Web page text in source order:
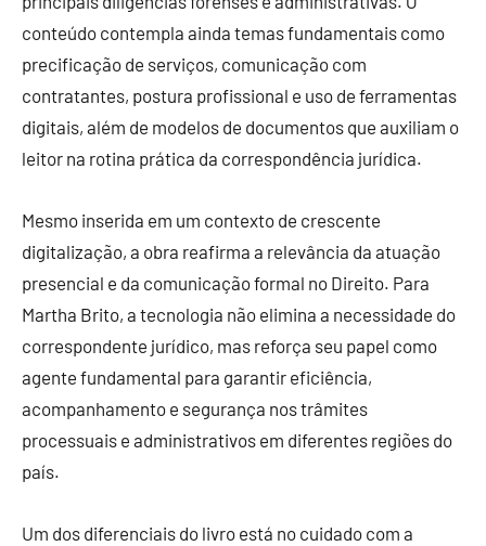
conteúdo contempla ainda temas fundamentais como
precificação de serviços, comunicação com
contratantes, postura profissional e uso de ferramentas
digitais, além de modelos de documentos que auxiliam o
leitor na rotina prática da correspondência jurídica.
Mesmo inserida em um contexto de crescente
digitalização, a obra reafirma a relevância da atuação
presencial e da comunicação formal no Direito. Para
Martha Brito, a tecnologia não elimina a necessidade do
correspondente jurídico, mas reforça seu papel como
agente fundamental para garantir eficiência,
acompanhamento e segurança nos trâmites
processuais e administrativos em diferentes regiões do
país.
Um dos diferenciais do livro está no cuidado com a